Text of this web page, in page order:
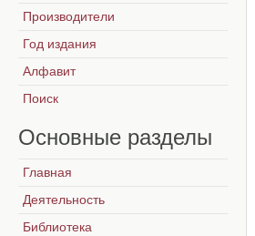
Производители
Год издания
Алфавит
Поиск
Основные разделы
Главная
Деятельность
Библиотека